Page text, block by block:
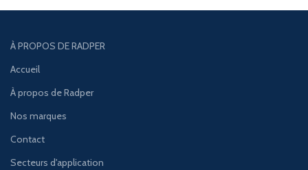
À PROPOS DE RADPER
Accueil
À propos de Radper
Nos marques
Contact
Secteurs d'application